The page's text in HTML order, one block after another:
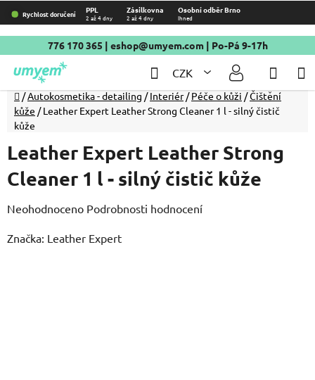
Přejít
na
obsah
Rychlost doručení PPL Zásilkovna Osobní odběr Brno
2 až 4 dny 2 až 4 dny Ihned
776 170 365 | eshop@umyem.com| Po-Pá 9-17h
CZK
Hledat
Domů
/Autokosmetika - detailing/Interiér/Péče o kůži/Čištění
kůže / Leather Expert Leather Strong Cleaner 1 l - silný čistič
kůže
Leather Expert Leather Strong
Cleaner 1 l - silný čistič kůže
Průměrné
produktu
Neohodnoceno Podrobnosti hodnocení
Značka: Leather Expert